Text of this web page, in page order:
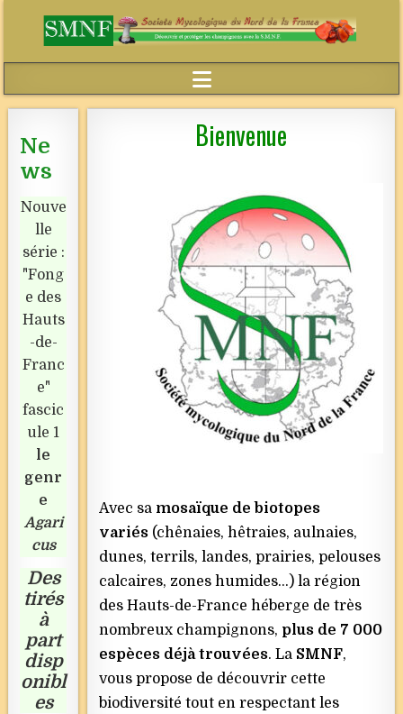
Bienvenue
Avec sa mosaïque de biotopes
variés (chênaies, hêtraies, aulnaies,
dunes, terrils, landes, prairies, pelouses
calcaires, zones humides…) la région
des Hauts-de-France héberge de très
nombreux champignons, plus de 7 000
espèces déjà trouvées. La SMNF,
vous propose de découvrir cette
biodiversité tout en respectant les
Ne
ws
Nouve
lle
série :
"Fong
e des
Hauts
-de-
Franc
e"
fascic
ule 1
le
genr
e
Agari
cus
Des
tirés
à
part
disp
onibl
es